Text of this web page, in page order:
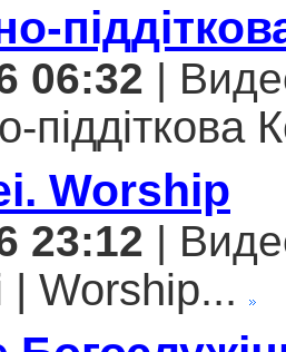
06:32 |
піддіткова
Worship
23:12 |
Worship...